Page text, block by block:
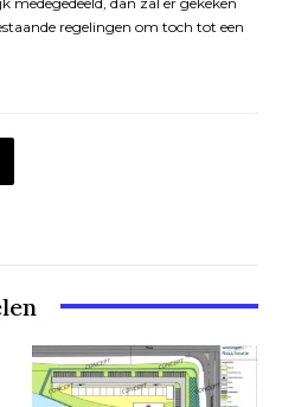
regelingen om toch tot een